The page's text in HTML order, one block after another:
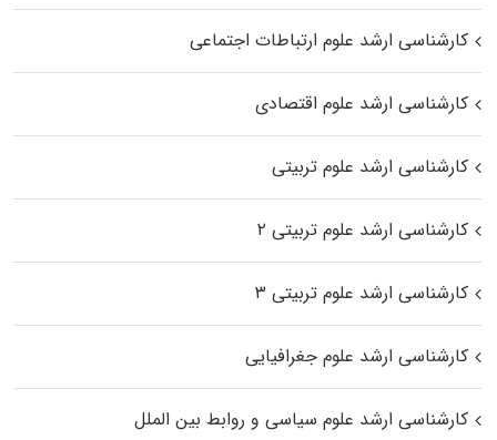
کارشناسی ارشد علوم ارتباطات اجتماعی
کارشناسی ارشد علوم اقتصادی
کارشناسی ارشد علوم تربیتی
کارشناسی ارشد علوم تربیتی ۲
کارشناسی ارشد علوم تربیتی ۳
کارشناسی ارشد علوم جغرافیایی
کارشناسی ارشد علوم سیاسی و روابط بین الملل